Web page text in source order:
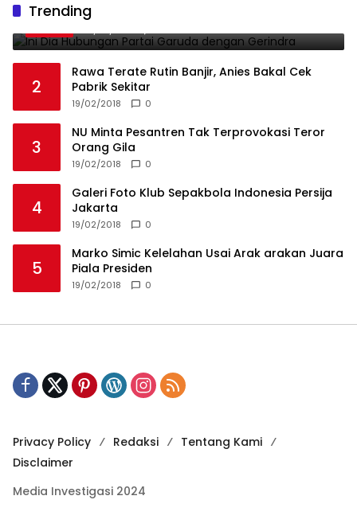
Trending
1
Gerindra
2
Rawa Terate Rutin Banjir, Anies Bakal Cek
Pabrik Sekitar
19/02/2018 0
3
NU Minta Pesantren Tak Terprovokasi Teror
Orang Gila
19/02/2018 0
4
Galeri Foto Klub Sepakbola Indonesia Persija
Jakarta
19/02/2018 0
5
Marko Simic Kelelahan Usai Arak arakan Juara
Piala Presiden
19/02/2018 0
Privacy Policy Redaksi
Tentang Kami
Disclaimer
Media Investigasi 2024